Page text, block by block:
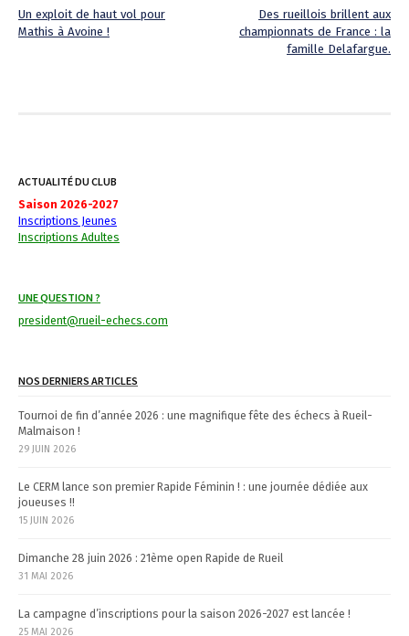
P
n
a
v
g
t
i
o
n
Un exploit de haut vol pour
Mathis à Avoine !
Des rueillois brillent aux
championnats de France : la
famille Delafargue.
ACTUALITÉ DU CLUB
Saison 2026-2027
Inscriptions Jeunes
Inscriptions Adultes
UNE QUESTION ?
president@rueil-echecs.com
NOS DERNIERS ARTICLES
Tournoi de fin d’année 2026 : une magnifique fête des échecs à Rueil-
Malmaison !
29 JUIN 2026
Le CERM lance son premier Rapide Féminin ! : une journée dédiée aux
joueuses !!
15 JUIN 2026
Dimanche 28 juin 2026 : 21ème open Rapide de Rueil
31 MAI 2026
La campagne d’inscriptions pour la saison 2026-2027 est lancée !
25 MAI 2026